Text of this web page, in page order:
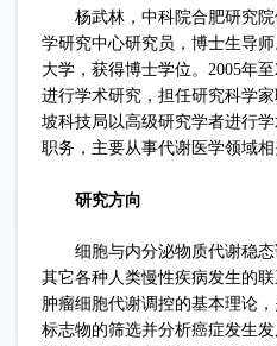
杨武林，中科院合肥研究
学研究中心研究员，博士生导
大学，获得博士学位。2005年
进行学术研究，担任研究科学
坡科技局以高级研究学者进行
职务，主要从事代谢医学领域相
研究方向
细胞与内分泌物质代谢稳
其它各种人类慢性疾病发生的
肿瘤细胞代谢调控的基本理论
标志物的筛选并分析癌症发生